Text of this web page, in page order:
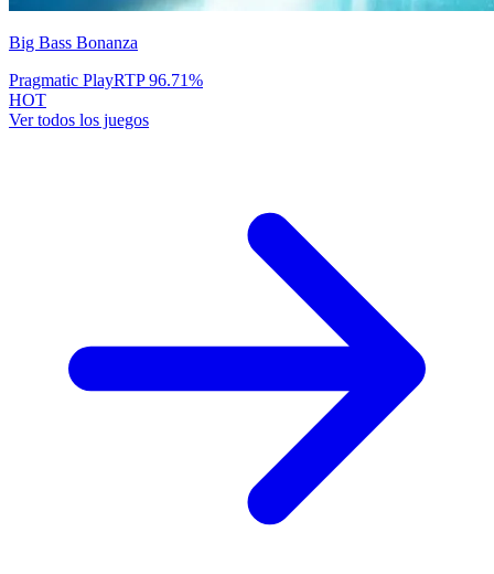
Big Bass Bonanza
Pragmatic PlayRTP96.71%
HOT
Ver todos los juegos